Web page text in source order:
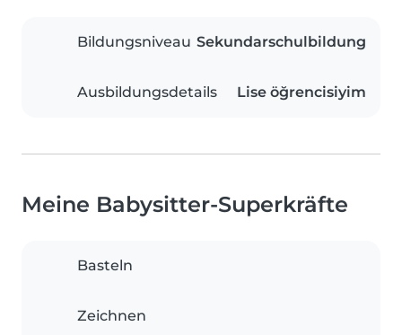
Bildungsniveau Sekundarschulbildung
Ausbildungsdetails Lise öğrencisiyim
Meine Babysitter-Superkräfte
Basteln
Zeichnen